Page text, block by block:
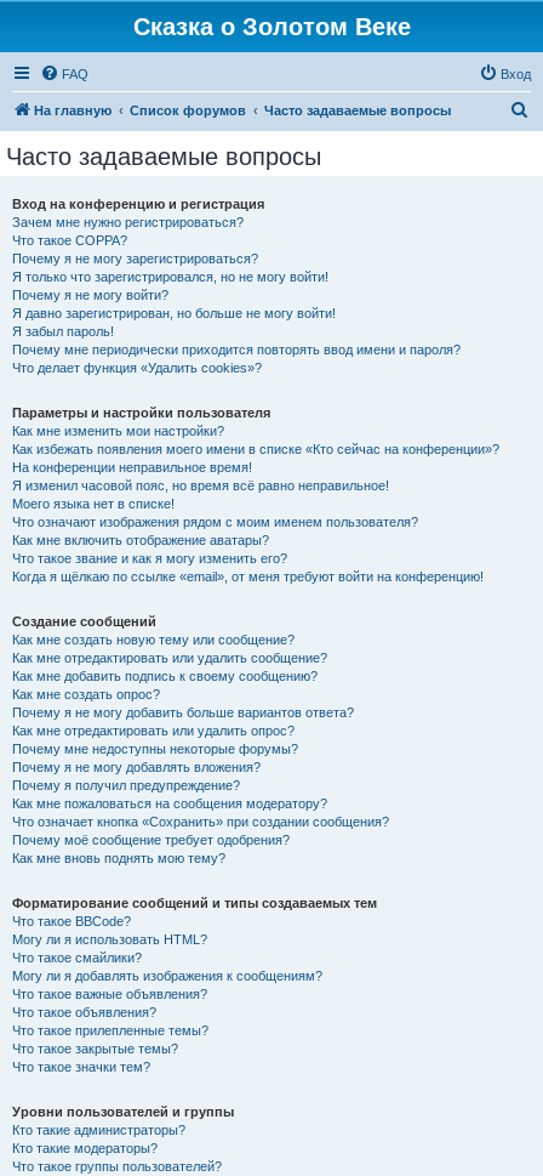
Сказка о Золотом Веке
FAQ Вход
На главную Список форумов Часто задаваемые вопросы
Часто задаваемые вопросы
Вход на конференцию и регистрация
Зачем мне нужно регистрироваться?
Что такое COPPA?
Почему я не могу зарегистрироваться?
Я только что зарегистрировался, но не могу войти!
Почему я не могу войти?
Я давно зарегистрирован, но больше не могу войти!
Я забыл пароль!
Почему мне периодически приходится повторять ввод имени и пароля?
Что делает функция «Удалить cookies»?
Параметры и настройки пользователя
Как мне изменить мои настройки?
Как избежать появления моего имени в списке «Кто сейчас на конференции»?
На конференции неправильное время!
Я изменил часовой пояс, но время всё равно неправильное!
Моего языка нет в списке!
Что означают изображения рядом с моим именем пользователя?
Как мне включить отображение аватары?
Что такое звание и как я могу изменить его?
Когда я щёлкаю по ссылке «email», от меня требуют войти на конференцию!
Создание сообщений
Как мне создать новую тему или сообщение?
Как мне отредактировать или удалить сообщение?
Как мне добавить подпись к своему сообщению?
Как мне создать опрос?
Почему я не могу добавить больше вариантов ответа?
Как мне отредактировать или удалить опрос?
Почему мне недоступны некоторые форумы?
Почему я не могу добавлять вложения?
Почему я получил предупреждение?
Как мне пожаловаться на сообщения модератору?
Что означает кнопка «Сохранить» при создании сообщения?
Почему моё сообщение требует одобрения?
Как мне вновь поднять мою тему?
Форматирование сообщений и типы создаваемых тем
Что такое BBCode?
Могу ли я использовать HTML?
Что такое смайлики?
Могу ли я добавлять изображения к сообщениям?
Что такое важные объявления?
Что такое объявления?
Что такое прилепленные темы?
Что такое закрытые темы?
Что такое значки тем?
Уровни пользователей и группы
Кто такие администраторы?
Кто такие модераторы?
Что такое группы пользователей?